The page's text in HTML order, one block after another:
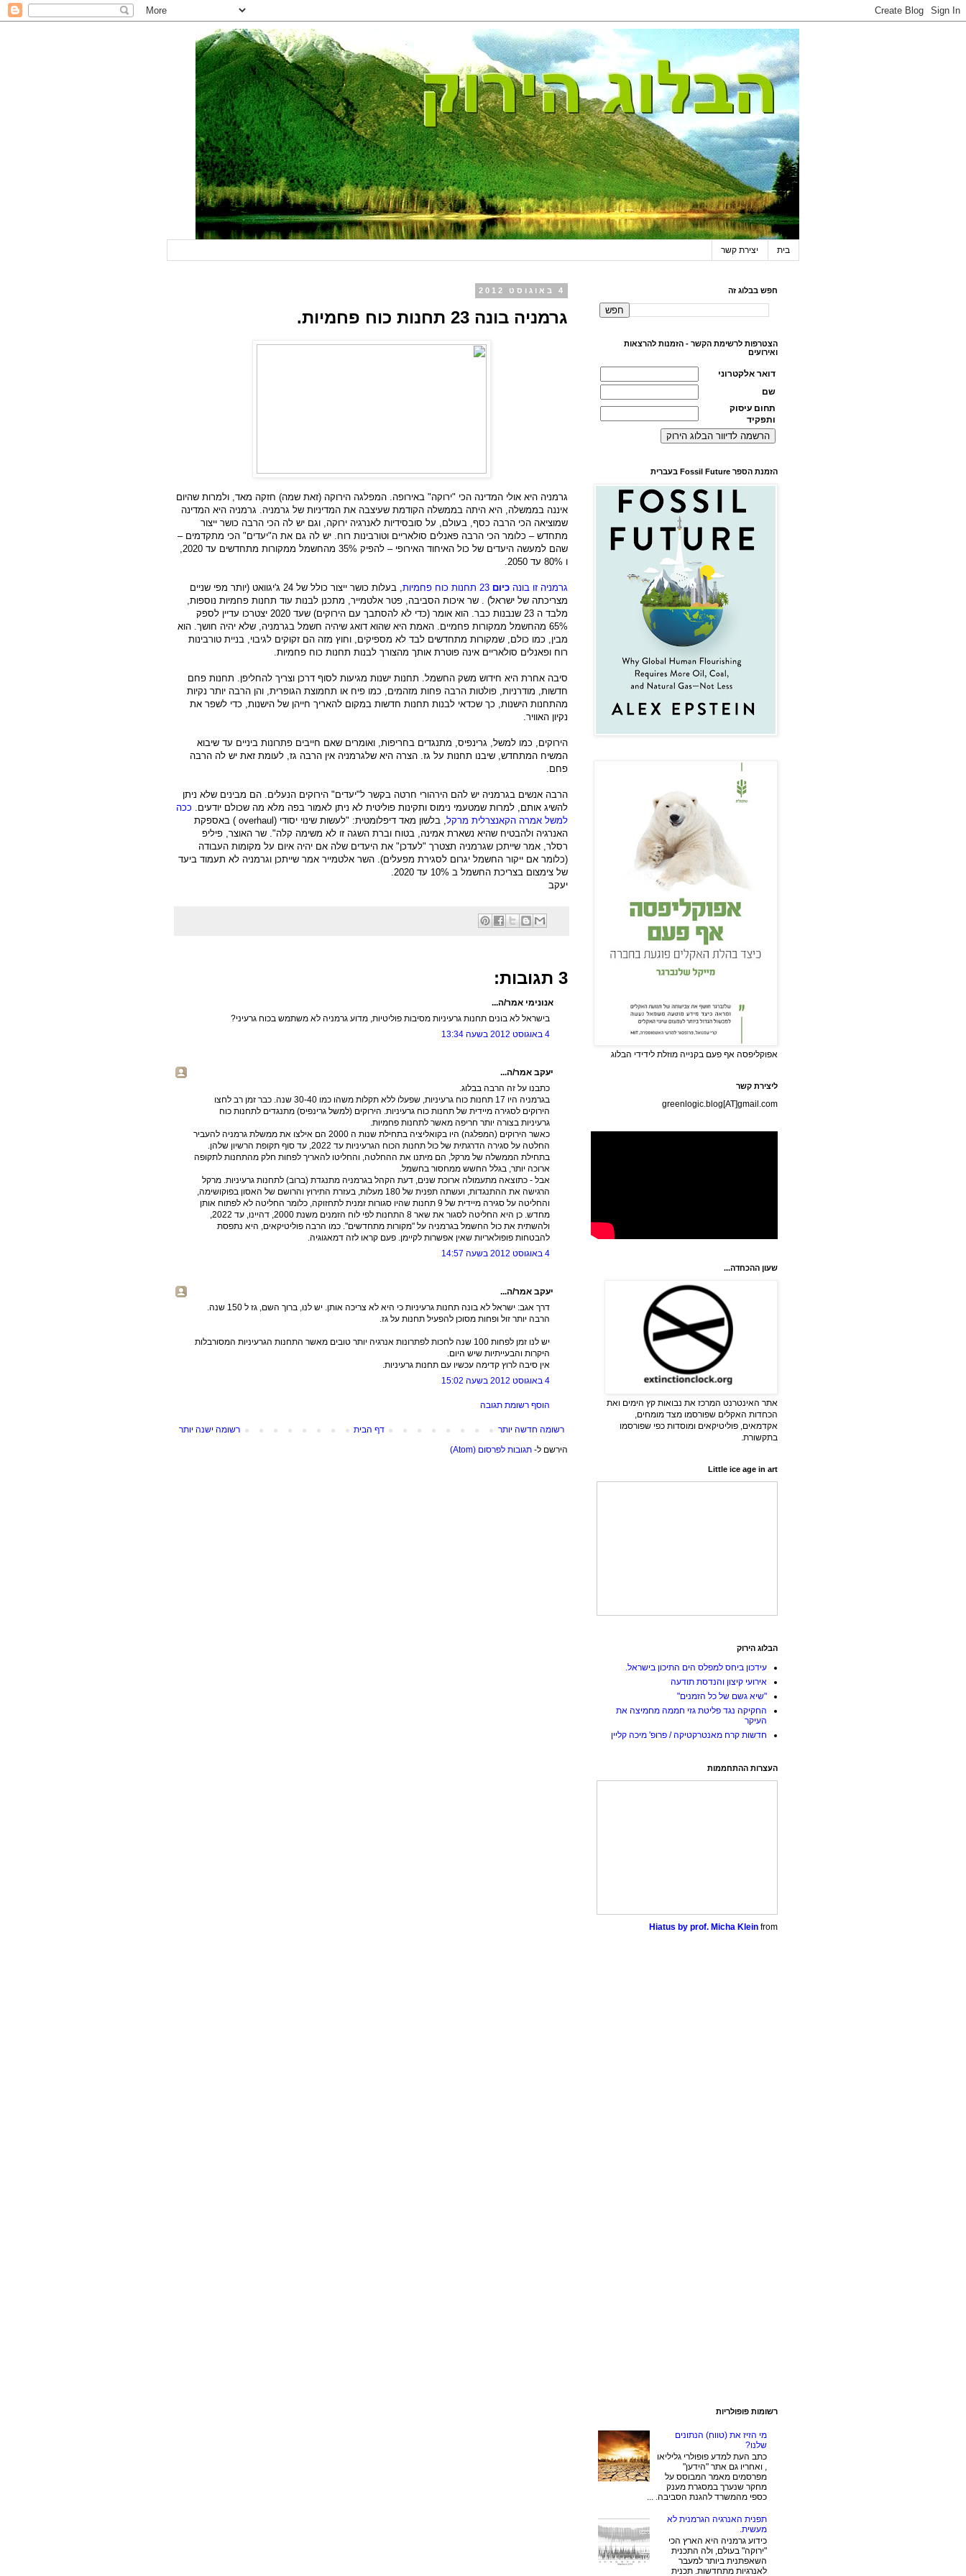
בית יצירת קשר
4 באוגוסט 2012
גרמניה בונה 23 תחנות כוח פחמיות.
גרמניה היא אולי המדינה הכי "ירוקה" באירופה. המפלגה הירוקה (זאת שמה) חזקה מאד, ולמרות שהיום
איננה בממשלה, היא היתה בממשלה הקודמת שעיצבה את המדיניות של גרמניה. גרמניה היא המדינה
שמוציאה הכי הרבה כסף, בעולם, על סובסידיות לאנרגיה ירוקה, וגם יש לה הכי הרבה כושר ייצור
מתחדש – כלומר הכי הרבה פאנלים סולאריים וטורבינות רוח. יש לה גם את ה"יעדים" הכי מתקדמים –
ו 80% עד 2050.
גרמניה זו בונה כיום
, בעלות כושר ייצור כולל של 24 ג'יגוואט (יותר מפי שניים
מצריכתה של ישראל) . שר איכות הסביבה, פטר אלטמייר, מתכנן לבנות עוד תחנות פחמיות נוספות,
מלבד ה 23 שנבנות כבר. הוא אומר (כדי לא להסתבך עם הירוקים) שעד 2020 יצטרכו עדיין לספק
65% מהחשמל ממקורות פחמיים. האמת היא שהוא דואג שיהיה חשמל בגרמניה, שלא יהיה חושך. הוא
מבין, כמו כולם, שמקורות מתחדשים לבד לא מספיקים, וחוץ מזה הם זקוקים לגיבוי, בניית טורבינות
רוח ופאנלים סולאריים אינה פוטרת אותך מהצורך לבנות תחנות כוח פחמיות.
סיבה אחרת היא חידוש משק החשמל. תחנות ישנות מגיעות לסוף דרכן וצריך להחליפן. תחנות פחם
חדשות, מודרניות, פולטות הרבה פחות מזהמים, כמו פיח או תחמוצת הגופרית, והן הרבה יותר נקיות
מהתחנות הישנות, כך שכדאי לבנות תחנות חדשות במקום להאריך חייהן של הישנות, כדי לשפר את
נקיון האוויר.
הירוקים, כמו למשל, גרינפיס, מתנגדים בחריפות, ואומרים שאם חייבים פתרונות ביניים עד שיבוא
המשיח המתחדש, שיבנו תחנות על גז. הצרה היא שלגרמניה אין הרבה גז, לעומת זאת יש לה הרבה
פחם.
הרבה אנשים בגרמניה יש להם הירהורי חרטה בקשר ל"יעדים" הירוקים הנעלים. הם מבינים שלא ניתן
להשיג אותם, למרות שמטעמי נימוס ותקינות פוליטית לא ניתן לאמור בפה מלא מה שכולם יודעים. ככה
למשל אמרה הקאנצרלית מרקל , בלשון מאד דיפלומטית: "לעשות שינוי יסודי (overhaul ) באספקת
האנרגיה ולהבטיח שהיא נשארת אמינה, בטוח וברת השגה זו לא משימה קלה". שר האוצר, פיליפ
רסלר, אמר שייתכן שגרמניה תצטרך "לעדכן" את היעדים שלה אם יהיה איום על מקומות העבודה
(כלומר אם ייקור החשמל יגרום לסגירת מפעלים). השר אלטמייר אמר שייתכן וגרמניה לא תעמוד ביעד
של צימצום בצריכת החשמל ב 10% עד 2020.
יעקב
3 תגובות:
אנונימי אמר/ה...
בישראל לא בונים תחנות גרעיניות מסיבות פוליטיות, מדוע גרמניה לא משתמש בכוח גרעיני?
4 באוגוסט 2012 בשעה 13:34
יעקב אמר/ה...
כתבנו על זה הרבה בבלוג.
בגרמניה היו 17 תחנות כוח גרעיניות, שפעלו ללא תקלות משהו כמו 30-40 שנה. כבר זמן רב לחצו
הירוקים לסגירה מיידית של תחנות כוח גרעיניות. הירוקים (למשל גרינפיס) מתנגדים לתחנות כוח
גרעיניות בצורה יותר חריפה מאשר לתחנות פחמיות.
כאשר הירוקים (המפלגה) היו בקואליציה בתחילת שנות ה 2000 הם אילצו את ממשלת גרמניה להעביר
החלטה על סגירה הדרגתית של כול תחנות הכוח הגרעיניות עד 2022, עד סוף תקופת הרשיון שלהן.
בתחילת הממשלה של מרקל, הם מיתנו את ההחלטה, והחליטו להאריך לפחות חלק מהתחנות לתקופה
ארוכה יותר, בגלל החשש ממחסור בחשמל.
אבל - כתוצאה מתעמולה ארוכת שנים, דעת הקהל בגרמניה מתנגדת (ברוב) לתחנות גרעיניות. מרקל
הרגישה את ההתנגדות, ועשתה תפנית של 180 מעלות, בעזרת התירוץ והרושם של האסון בפוקושימה,
והחליטה על סגירה מיידית של 9 תחנות שהיו סגורות זמנית לתחזוקה, כלומר החליטה לא לפתוח אותן
מחדש. כן היא החליטה לסגור את שאר 8 התחנות לפי לוח הזמנים משנת 2000, דהיינו, עד 2022,
ולהשתית את כול החשמל בגרמניה על "מקורות מתחדשים". כמו הרבה פוליטיקאים, היא נתפסת
להבטחות פופולאריות שאין אפשרות לקיימן. פעם קראו לזה דמאגוגיה.
4 באוגוסט 2012 בשעה 14:57
יעקב אמר/ה...
דרך אגב: ישראל לא בונה תחנות גרעיניות כי היא לא צריכה אותן. יש לנו, ברוך השם, גז ל 150 שנה.
הרבה יותר זול ופחות מסוכן להפעיל תחנות על גז.
יש לנו זמן לפחות 100 שנה לחכות לפתרונות אנרגיה יותר טובים מאשר התחנות הגרעיניות המסורבלות
היקרות והבעייתיות שיש היום.
אין סיבה לרוץ קדימה עכשיו עם תחנות גרעיניות.
4 באוגוסט 2012 בשעה 15:02
הוסף רשומת תגובה
רשומה חדשה יותר רשומה ישנה יותר
דף הבית
הירשם ל- תגובות לפרסום (Atom)
חפש בבלוג זה
הצטרפות לרשימת הקשר - הזמנות להרצאות
ואירועים
דואר אלקטרוני
שם
תחום עיסוק
ותפקיד
הזמנת הספר Fossil Future בעברית
אפוקליפסה אף פעם בקנייה מוזלת לידידי הבלוג
ליצירת קשר
greenlogic.blog[AT]gmail.com
שעון ההכחדה...
אתר האינטרנט המרכז את נבואות קץ הימים ואת
הכחדות האקלים שפורסמו מצד מומחים,
אקדמאים, פוליטיקאים ומוסדות כפי שפורסמו
בתקשורת.
Little ice age in art
הבלוג הירוק
עידכון ביחס למפלס הים התיכון בישראל.
אירועי קיצון והנדסת תודעה
"שיא גשם של כל הזמנים"
החקיקה נגד פליטת גזי חממה מחמיצה את
העיקר
חדשות קרח מאנטרקטיקה / פרופ' מיכה קליין
העצרות ההתחממות
Hiatus by prof. Micha Klein from
רשומות פופולריות
מי הזיז את (טווח) הנתונים
שלנו?
כתב העת למדע פופולרי גליליאו
, ואחריו גם אתר "הידען"
מפרסמים מאמר המבוסס על
מחקר שנערך במסגרת מענק
כספי מהמשרד להגנת הסביבה. ...
תפנית האנרגיה הגרמנית לא
מעשית.
כידוע גרמניה היא הארץ הכי
"ירוקה" בעולם, ולה התכנית
השאפתנית ביותר למעבר
לאנרגיות מתחדשות. תכנית